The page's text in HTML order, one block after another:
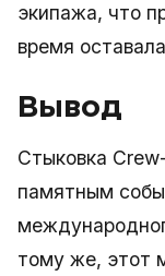
экипажа, что
время
Вывод
Стыковка
памятным
тому же, этот